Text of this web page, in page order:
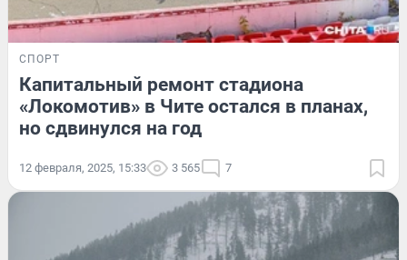
СПОРТ
Капитальный ремонт стадиона
«Локомотив» в Чите остался в планах,
но сдвинулся на год
12 февраля, 2025, 15:33 3 565 7